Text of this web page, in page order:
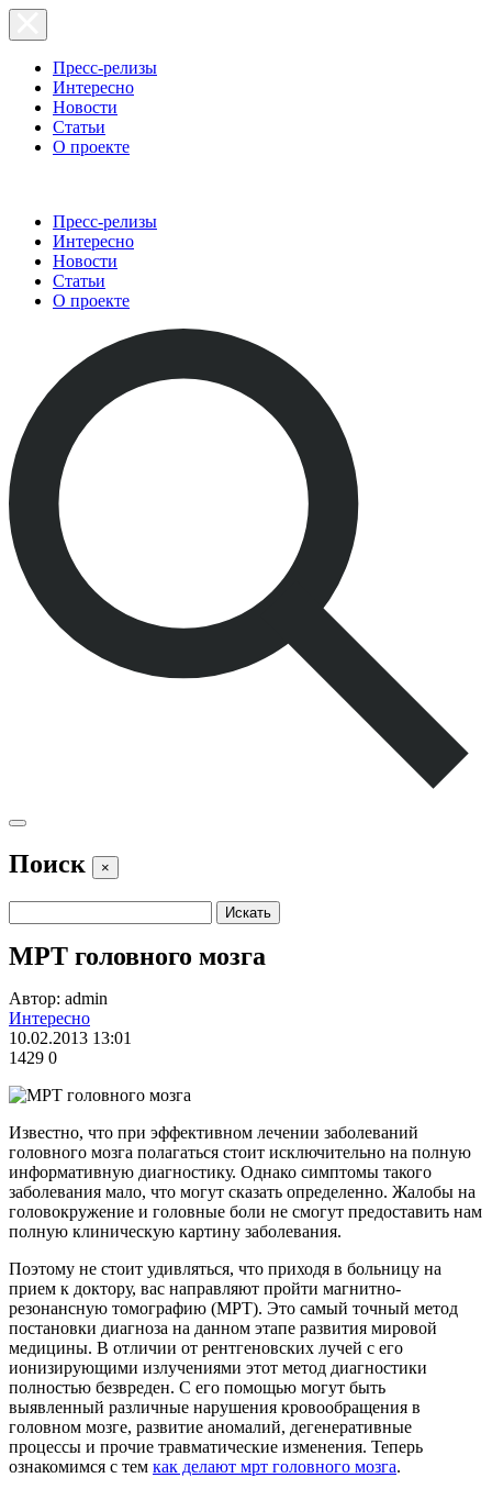
Пресс-релизы
Интересно
Новости
Статьи
О проекте
Пресс-релизы
Интересно
Новости
Статьи
О проекте
Поиск ×
МРТ головного мозга
Автор: admin
Интересно
10.02.2013 13:01
1429 0
Известно, что при эффективном лечении заболеваний
головного мозга полагаться стоит исключительно на полную
информативную диагностику. Однако симптомы такого
заболевания мало, что могут сказать определенно. Жалобы на
головокружение и головные боли не смогут предоставить нам
полную клиническую картину заболевания.
Поэтому не стоит удивляться, что приходя в больницу на
прием к доктору, вас направляют пройти магнитно-
резонансную томографию (МРТ). Это самый точный метод
постановки диагноза на данном этапе развития мировой
медицины. В отличии от рентгеновских лучей с его
ионизирующими излучениями этот метод диагностики
полностью безвреден. С его помощью могут быть
выявленный различные нарушения кровообращения в
головном мозге, развитие аномалий, дегенеративные
процессы и прочие травматические изменения. Теперь
ознакомимся с тем как делают мрт головного мозга.